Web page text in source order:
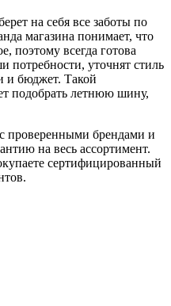
на себя все заботы по
магазина понимает, что
поэтому всегда готова
потребности, уточнят стиль
и бюджет. Такой
подобрать летнюю шину,
проверенными брендами и
на весь ассортимент.
сертифицированный